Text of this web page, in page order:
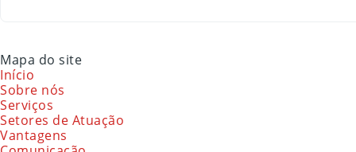
Mapa do site
Início
Sobre nós
Serviços
Setores de Atuação
Vantagens